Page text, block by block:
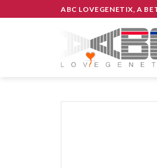
to
ABC LOVEGENETIX, A